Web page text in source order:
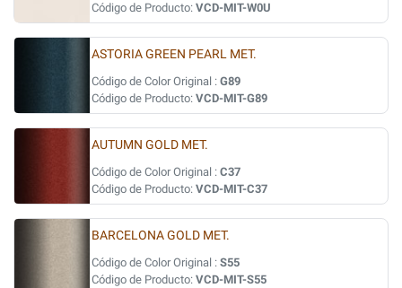
Código de Producto: VCD-MIT-W0U
ASTORIA GREEN PEARL MET.
Código de Color Original : G89
Código de Producto: VCD-MIT-G89
AUTUMN GOLD MET.
Código de Color Original : C37
Código de Producto: VCD-MIT-C37
BARCELONA GOLD MET.
Código de Color Original : S55
Código de Producto: VCD-MIT-S55